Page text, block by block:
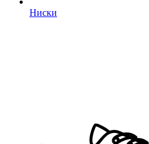
Ниски